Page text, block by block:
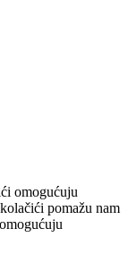
omogućuju
pomažu nam